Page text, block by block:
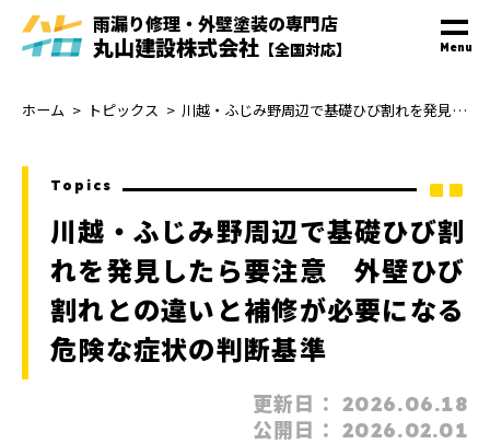
雨漏り修理・外壁塗装の専門店
丸山建設株式会社 【全国対応】 Menu
ホーム トピックス 川越・ふじみ野周辺で基礎ひび割れを発見したら要注意 外壁ひび割れとの違いと補修が必要になる危険な症状の判断基準
Topics
川越・ふじみ野周辺で基礎ひび割
れを発見したら要注意 外壁ひび
割れとの違いと補修が必要になる
危険な症状の判断基準
更新日：2026.06.18
公開日：2026.02.01